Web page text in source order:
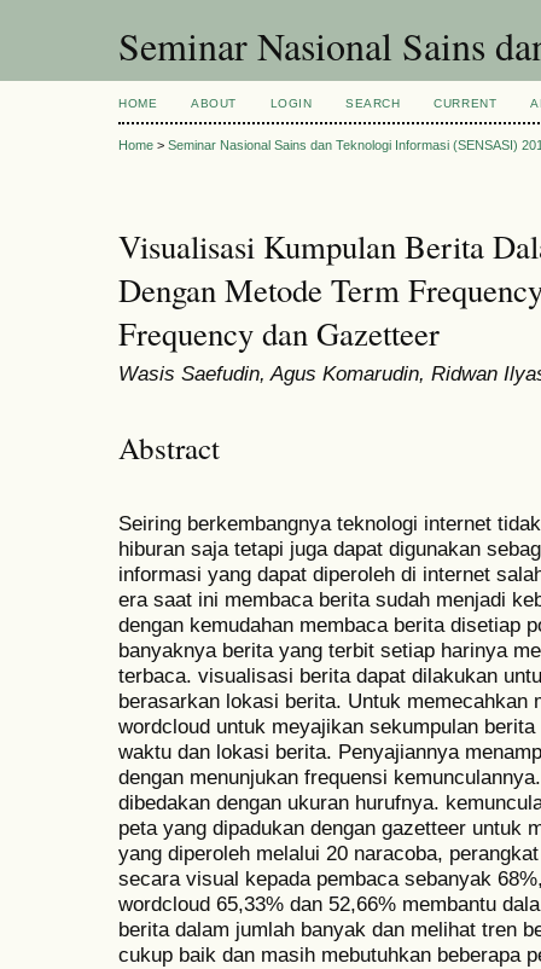
Seminar Nasional Sains
HOME ABOUT LOGIN SEARCH CURRENT
Home > Seminar Nasional Sains dan Teknologi Informasi (SENSASI)
Visualisasi Kumpulan Berita
Dengan Metode Term
Frequency dan Gazetteer
Wasis Saefudin, Agus Komarudin, Ridwan
Abstract
Seiring berkembangnya teknologi internet
hiburan saja tetapi juga dapat digunakan
informasi yang dapat diperoleh di internet
era saat ini membaca berita sudah menjadi
dengan kemudahan membaca berita disetiap
banyaknya berita yang terbit setiap harinya
terbaca. visualisasi berita dapat dilakukan
berasarkan lokasi berita. Untuk memecahkan
wordcloud untuk meyajikan sekumpulan
waktu dan lokasi berita. Penyajiannya
dengan menunjukan frequensi
dibedakan dengan ukuran hurufnya.
peta yang dipadukan dengan gazetteer untuk
yang diperoleh melalui 20 naracoba,
secara visual kepada pembaca sebanyak
wordcloud 65,33% dan 52,66% membantu
berita dalam jumlah banyak dan melihat tren
cukup baik dan masih mebutuhkan beberapa